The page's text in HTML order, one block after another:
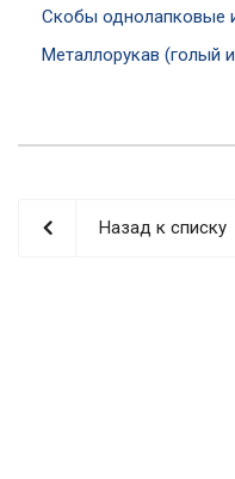
Скобы однолапковые
Металлорукав (голый
Назад к списку